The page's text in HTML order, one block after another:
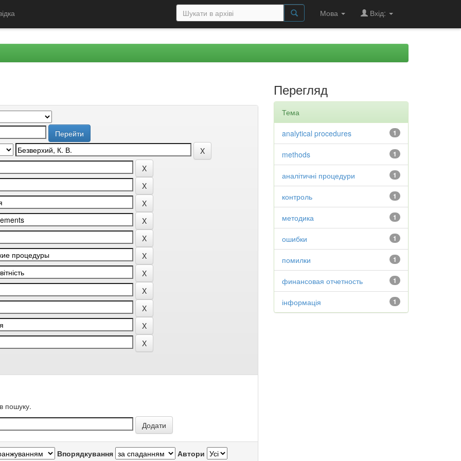
Мова Вхід:
пошуку.
Впорядкування Автори
Перегляд
Тема
1
analytical procedures
1
methods
1
аналітичні процедури
1
контроль
1
методика
1
ошибки
1
помилки
1
финансовая отчетность
1
інформація